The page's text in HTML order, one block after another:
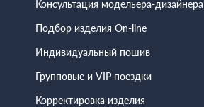
Консультация модельера-дизайнера
Подбор изделия On-line
Индивидуальный пошив
Групповые и VIP поездки
Корректировка изделия